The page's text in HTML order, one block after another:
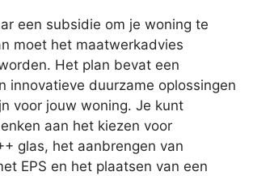
een subsidie om je woning te
moet het maatwerkadvies
Het plan bevat een
innovatieve duurzame oplossingen
voor jouw woning. Je kunt
aan het kiezen voor
glas, het aanbrengen van
EPS en het plaatsen van een